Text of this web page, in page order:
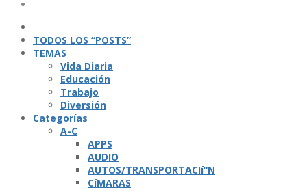
TODOS LOS “POSTS”
TEMAS
Vida Diaria
Educación
Trabajo
Diversión
Categorí­as
A-C
APPS
AUDIO
AUTOS/TRANSPORTACIí“N
CíMARAS